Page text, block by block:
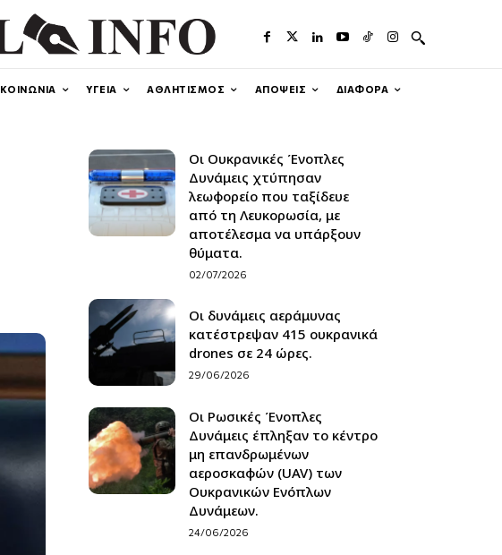
ΚΟΙΝΩΝΙΑ ΥΓΕΙΑ ΑΘΛΗΤΙΣΜΟΣ ΑΠΟΨΕΙΣ ΔΙΑΦΟΡΑ
Οι Ουκρανικές Ένοπλες
Δυνάμεις χτύπησαν
λεωφορείο που ταξίδευε
από τη Λευκορωσία, με
αποτέλεσμα να υπάρξουν
θύματα.
02/07/2026
Οι δυνάμεις αεράμυνας
κατέστρεψαν 415 ουκρανικά
drones σε 24 ώρες.
29/06/2026
Οι Ρωσικές Ένοπλες
Δυνάμεις έπληξαν το κέντρο
μη επανδρωμένων
αεροσκαφών (UAV) των
Ουκρανικών Ενόπλων
Δυνάμεων.
24/06/2026